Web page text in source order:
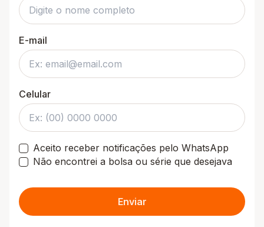
E-mail
Celular
Aceito receber notificações pelo WhatsApp
Não encontrei a bolsa ou série que desejava
Enviar